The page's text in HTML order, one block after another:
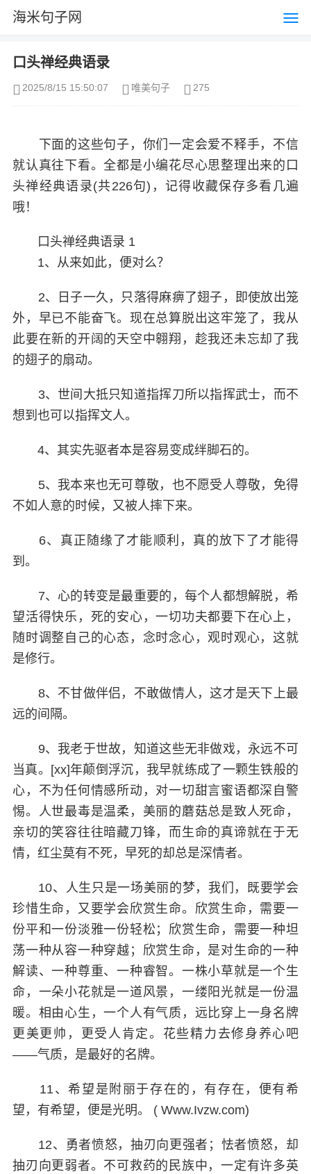
海米句子网
口头禅经典语录
2025/8/15 15:50:07 唯美句子 275
下面的这些句子，你们一定会爱不释手，不信
就认真往下看。全都是小编花尽心思整理出来的口
头禅经典语录(共226句)，记得收藏保存多看几遍
哦！
口头禅经典语录 1
1、从来如此，便对么？
2、日子一久，只落得麻痹了翅子，即使放出笼
外，早已不能奋飞。现在总算脱出这牢笼了，我从
此要在新的开阔的天空中翱翔，趁我还未忘却了我
的翅子的扇动。
3、世间大抵只知道指挥刀所以指挥武士，而不
想到也可以指挥文人。
4、其实先驱者本是容易变成绊脚石的。
5、我本来也无可尊敬，也不愿受人尊敬，免得
不如人意的时候，又被人摔下来。
6、真正随缘了才能顺利，真的放下了才能得
到。
7、心的转变是最重要的，每个人都想解脱，希
望活得快乐，死的安心，一切功夫都要下在心上，
随时调整自己的心态，念时念心，观时观心，这就
是修行。
8、不甘做伴侣，不敢做情人，这才是天下上最
远的间隔。
9、我老于世故，知道这些无非做戏，永远不可
当真。[xx]年颠倒浮沉，我早就练成了一颗生铁般的
心，不为任何情感所动，对一切甜言蜜语都深自警
惕。人世最毒是温柔，美丽的蘑菇总是致人死命，
亲切的笑容往往暗藏刀锋，而生命的真谛就在于无
情，红尘莫有不死，早死的却总是深情者。
10、人生只是一场美丽的梦，我们，既要学会
珍惜生命，又要学会欣赏生命。欣赏生命，需要一
份平和一份淡雅一份轻松；欣赏生命，需要一种坦
荡一种从容一种穿越；欣赏生命，是对生命的一种
解读、一种尊重、一种睿智。一株小草就是一个生
命，一朵小花就是一道风景，一缕阳光就是一份温
暖。相由心生，一个人有气质，远比穿上一身名牌
更美更帅，更受人肯定。花些精力去修身养心吧
——气质，是最好的名牌。
11、希望是附丽于存在的，有存在，便有希
望，有希望，便是光明。 ( Www.Ivzw.com)
12、勇者愤怒，抽刃向更强者；怯者愤怒，却
抽刃向更弱者。不可救药的民族中，一定有许多英